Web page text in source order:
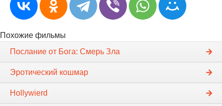
Похожие фильмы
Послание от Бога: Смерь Зла
Эротический кошмар
Hollywierd